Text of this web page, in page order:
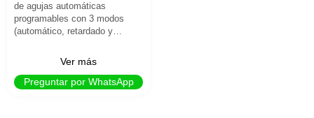
de agujas automáticas
programables con 3 modos
(automático, retardado y…
Ver más
Preguntar por WhatsApp